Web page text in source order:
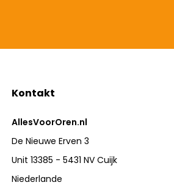
Kontakt
AllesVoorOren.nl
De Nieuwe Erven 3
Unit 13385 - 5431 NV Cuijk
Niederlande